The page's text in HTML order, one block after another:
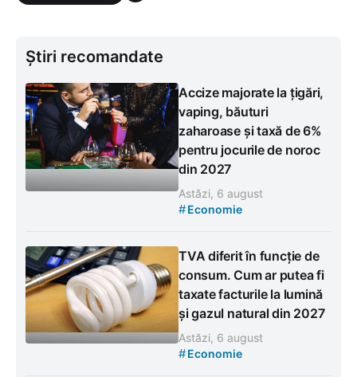
Știri recomandate
Accize majorate la țigări,
vaping, băuturi
zaharoase și taxă de 6%
pentru jocurile de noroc
din 2027
Astăzi, 6 august
#Economie
TVA diferit în funcție de
consum. Cum ar putea fi
taxate facturile la lumină
și gazul natural din 2027
Astăzi, 6 august
#Economie